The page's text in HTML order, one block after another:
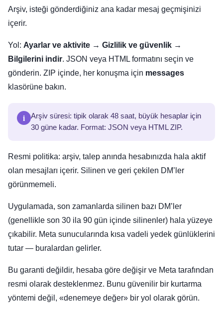
Arşiv, isteği gönderdiğiniz ana kadar mesaj geçmişinizi
içerir.
Yol: Ayarlar ve aktivite → Gizlilik ve güvenlik →
Bilgilerini indir. JSON veya HTML formatını seçin ve
gönderin. ZIP içinde, her konuşma için messages
klasörüne bakın.
i
Arşiv süresi: tipik olarak 48 saat, büyük hesaplar için
30 güne kadar. Format: JSON veya HTML ZIP.
Resmi politika: arşiv, talep anında hesabınızda hala aktif
olan mesajları içerir. Silinen ve geri çekilen DM’ler
görünmemeli.
Uygulamada, son zamanlarda silinen bazı DM’ler
(genellikle son 30 ila 90 gün içinde silinenler) hala yüzeye
çıkabilir. Meta sunucularında kısa vadeli yedek günlüklerini
tutar — buralardan gelirler.
Bu garanti değildir, hesaba göre değişir ve Meta tarafından
resmi olarak desteklenmez. Bunu güvenilir bir kurtarma
yöntemi değil, «denemeye değer» bir yol olarak görün.